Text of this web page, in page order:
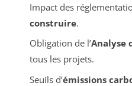
Impact des
construire.
Obligation de l’Analyse
tous les projets.
Seuils d’émissions